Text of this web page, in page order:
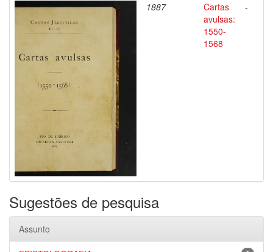
1887
Cartas
avulsas:
1550-
1568
-
Sugestões de pesquisa
Assunto